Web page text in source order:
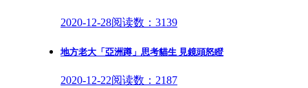
2020-12-28阅读数：3139
地方老大「亞洲蹲」思考貓生 見鏡頭怒瞪
2020-12-22阅读数：2187